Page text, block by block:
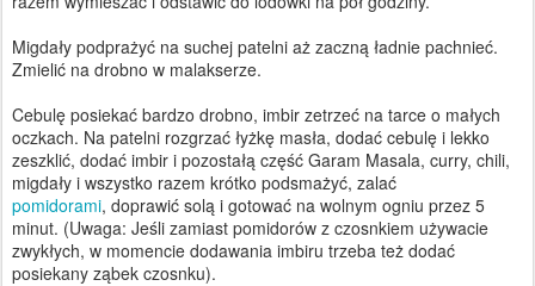
Migdały podprażyć na suchej patelni aż zaczną ładnie pachnieć.
Zmielić na drobno w malakserze.
Cebulę posiekać bardzo drobno, imbir zetrzeć na tarce o małych
oczkach. Na patelni rozgrzać łyżkę masła, dodać cebulę i lekko
zeszklić, dodać imbir i pozostałą część Garam Masala, curry, chili,
migdały i wszystko razem krótko podsmażyć, zalać
pomidorami, doprawić solą i gotować na wolnym ogniu przez 5
minut. (Uwaga: Jeśli zamiast pomidorów z czosnkiem używacie
zwykłych, w momencie dodawania imbiru trzeba też dodać
posiekany ząbek czosnku).